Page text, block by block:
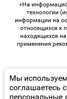
«На
технологии
информации на
относящихся к
находящихся
применения
© 2026
Мы
соглашаетесь
персональные